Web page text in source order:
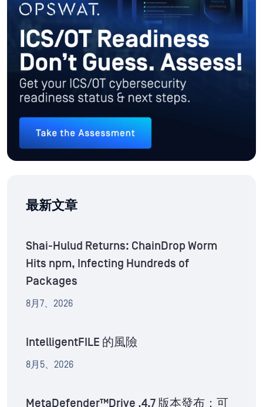
最新文章
Shai-Hulud Returns: ChainDrop Worm
Hits npm, Infecting Hundreds of
Packages
8月7、2026
IntelligentFILE 的風險
8月5、2026
MetaDefender™Drive .4.7 版本發布：可